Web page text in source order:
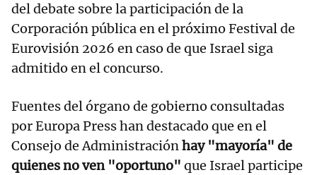
del debate sobre la participación de la
Corporación pública en el próximo Festival de
Eurovisión 2026 en caso de que Israel siga
admitido en el concurso.
Fuentes del órgano de gobierno consultadas
por Europa Press han destacado que en el
Consejo de Administraciónhay "mayoría" de
quienes no ven "oportuno" que Israel participe